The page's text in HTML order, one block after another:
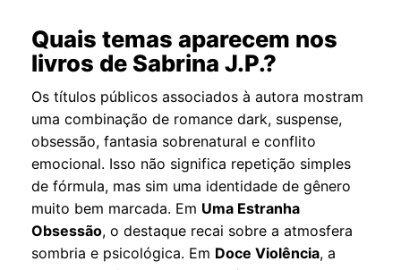
Quais temas aparecem nos
livros de Sabrina J.P.?
Os títulos públicos associados à autora mostram
uma combinação de romance dark, suspense,
obsessão, fantasia sobrenatural e conflito
emocional. Isso não significa repetição simples
de fórmula, mas sim uma identidade de gênero
muito bem marcada. Em Uma Estranha
Obsessão, o destaque recai sobre a atmosfera
sombria e psicológica. Em Doce Violência, a